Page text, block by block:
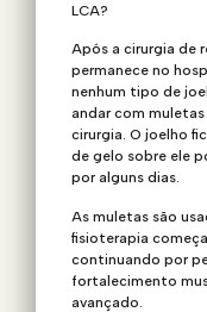
LCA?
Após a cirurgia de
permanece no
nenhum tipo de
andar com
cirurgia. O joelho
de gelo sobre ele
por alguns dias.
As muletas são
fisioterapia
continuando por
fortalecimento
avançado.